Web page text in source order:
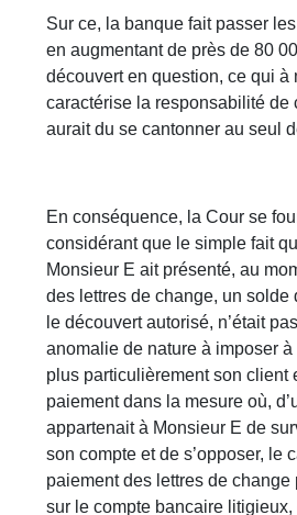
Sur ce, la banque fait passer les
en augmentant de près de 80
découvert en question, ce qui à
caractérise la responsabilité de
aurait du se cantonner au seul
En conséquence, la Cour se
considérant que le simple fait
Monsieur E ait présenté, au
des lettres de change, un solde
le découvert autorisé, n’était
anomalie de nature à imposer à
plus particulièrement son client
paiement dans la mesure où,
appartenait à Monsieur E de
son compte et de s’opposer, le
paiement des lettres de change
sur le compte bancaire litigieux,